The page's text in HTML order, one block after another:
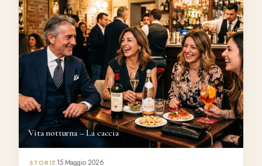
Vita notturna – La caccia
STORIE 15 Maggio 2026